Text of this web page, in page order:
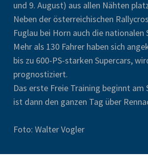
und 9. August) aus allen Nähten
Neben der österreichischen
Fuglau bei Horn auch die nationalen
Mehr als 130 Fahrer haben sich
bis zu 600-PS-starken Supercars,
prognostiziert.
Das erste Freie Training beginnt
ist dann den ganzen Tag über
Foto: Walter Vogler